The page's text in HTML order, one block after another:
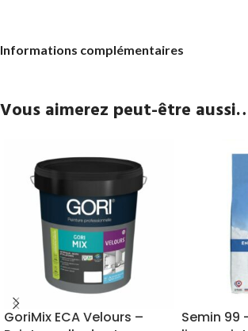
Informations complémentaires
Vous aimerez peut-être
GoriMix ECA Velours –
Semin 99